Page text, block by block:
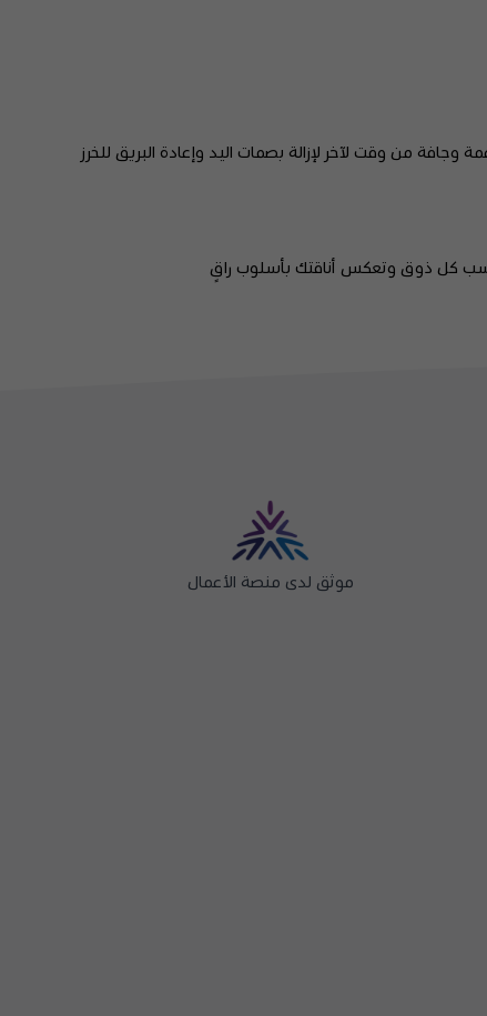
من وقت لآخر لإزالة بصمات اليد وإعادة البريق للخرز
كل ذوق وتعكس أناقتك بأسلوب راقٍ
موثق لدى منصة الأعمال